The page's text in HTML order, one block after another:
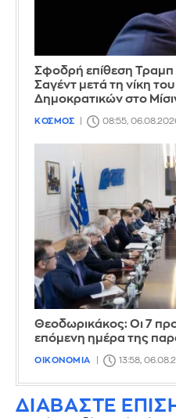
Σφοδρή επίθεση
Σαγέντ μετά τη νίκη
Δημοκρατικών στο
ΚΟΣΜΟΣ 08:55,
Θεοδωρικάκος: Οι 7
επόμενη ημέρα της
ΟΙΚΟΝΟΜΙΑ 13:58,
ΔΙΑΒΑΣΤΕ